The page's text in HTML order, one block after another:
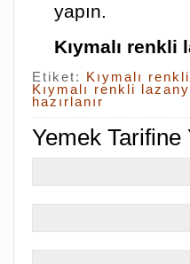
yapın.
Kıymalı renkli
Etiket: Kıymalı
Kıymalı renkli
hazırlanır
Yemek Tarifine